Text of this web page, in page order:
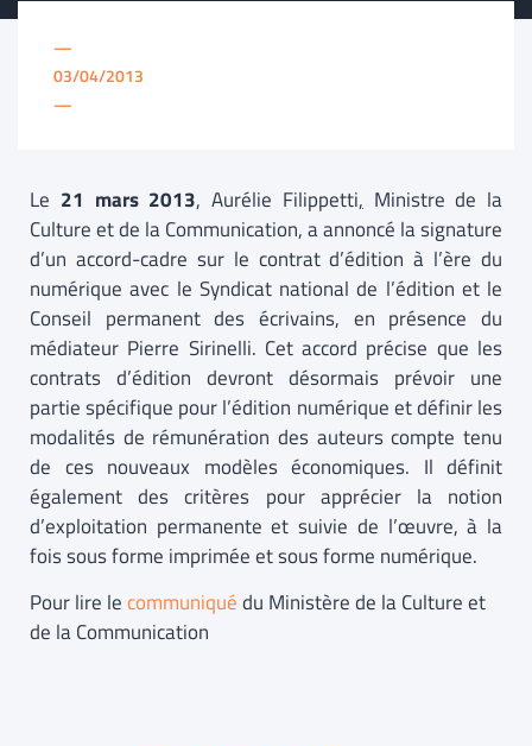
—
03/04/2013
—
Le 21 mars 2013, Aurélie Filippetti, Ministre de la
Culture et de la Communication, a annoncé la signature
d’un accord-cadre sur le contrat d’édition à l’ère du
numérique avec le Syndicat national de l’édition et le
Conseil permanent des écrivains, en présence du
médiateur Pierre Sirinelli. Cet accord précise que les
contrats d’édition devront désormais prévoir une
partie spécifique pour l’édition numérique et définir les
modalités de rémunération des auteurs compte tenu
de ces nouveaux modèles économiques. Il définit
également des critères pour apprécier la notion
d’exploitation permanente et suivie de l’œuvre, à la
fois sous forme imprimée et sous forme numérique.
Pour lire lecommuniquédu Ministère de la Culture et
de la Communication